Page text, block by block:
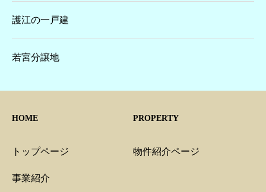
護江の一戸建
若宮分譲地
HOME
トップページ
事業紹介
PROPERTY
物件紹介ページ